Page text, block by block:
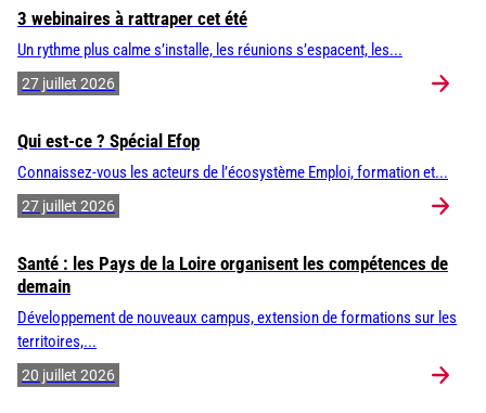
3 webinaires à rattraper cet été
Un rythme plus calme s’installe, les réunions s’espacent, les...
27 juillet 2026
Qui est-ce ? Spécial Efop
Connaissez-vous les acteurs de l’écosystème Emploi, formation et...
27 juillet 2026
Santé : les Pays de la Loire organisent les compétences de
demain
Développement de nouveaux campus, extension de formations sur les
territoires,...
20 juillet 2026